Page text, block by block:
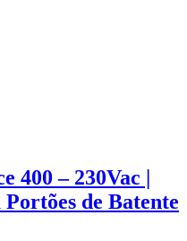
400 – 230Vac |
de Batente